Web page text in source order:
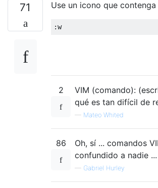
71 Use un icono que
2
VIM (comando):
qué es tan difícil de
— Mateo Whited
86
Oh, sí ... comandos
confundido a nadie ...
— Gabriel Hurley